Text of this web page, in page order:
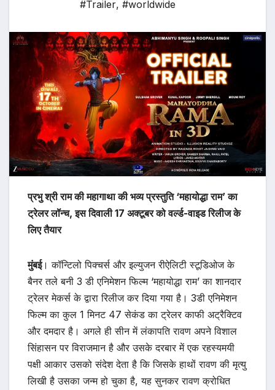
#Trailer, #worldwide
प्रभु श्री राम की महागाथा की भव्य प्रस्तुति ‘महायोद्धा राम’ का
ट्रेलर लॉन्च, इस दिवाली 17 अक्टूबर को वर्ल्ड-वाइड रिलीज के
लिए तैयार
मुंबई। कॉन्टिलो पिक्चर्स और इल्युजन रीऐलिटी स्टूडिओज के
बैनर तले बनी 3 डी एनिमेशन फिल्म ‘महायोद्धा राम’ का शानदार
ट्रेलर मेकर्स के द्वारा रिलीज कर दिया गया है। 3डी एनिमेशन
फिल्म का कुल 1 मिनट 47 सेकंड का ट्रेलर काफी अट्रैक्टिव
और दमदार है। अगले ही सीन में लंकापति रावण अपने विशाल
सिंहासन पर विराजमान है और उसके दरबार में एक रहस्यमयी
पक्षी आकार उसको संदेश देता है कि जिसके हाथों रावण की मृत्यु
लिखी है उसका जन्म हो चुका है, यह सुनकर रावण क्रोधित